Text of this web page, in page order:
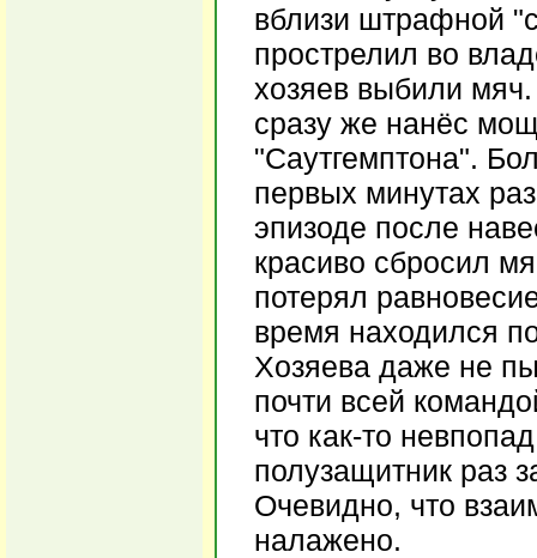
вблизи штрафной
прострелил во
хозяев выбили
сразу же нанёс
"Саутгемптона".
первых минутах
эпизоде после
красиво сбросил
потерял
время находился
Хозяева даже не
почти всей
что как-то
полузащитник раз
Очевидно, что
налажено.